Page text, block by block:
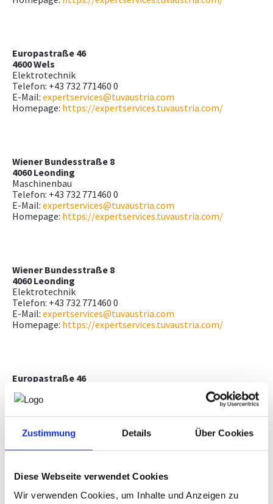
Zustimmung Details Über Cookies
Diese Webseite verwendet Cookies
Wir verwenden Cookies, um Inhalte und Anzeigen zu
Europastraße 46
4600 Wels
Elektrotechnik
Telefon: +43 732 771460 0
E-Mail: expertservices@tuvaustria.com
Homepage: https://expertservices.tuvaustria.com/
Wiener Bundesstraße 8
4060 Leonding
Maschinenbau
Telefon: +43 732 771460 0
E-Mail: expertservices@tuvaustria.com
Homepage: https://expertservices.tuvaustria.com/
Wiener Bundesstraße 8
4060 Leonding
Elektrotechnik
Telefon: +43 732 771460 0
E-Mail: expertservices@tuvaustria.com
Homepage: https://expertservices.tuvaustria.com/
Europastraße 46
Installationstechnik
Homepage:https://expertservices.tuvaustria.com/
4600 Wels